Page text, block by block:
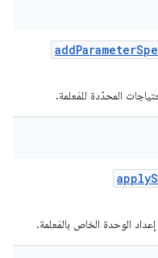
addParameter
المحدّدة للمَعلمة.
apply
إعداد الوحدة الخاص بالمَعلمة.